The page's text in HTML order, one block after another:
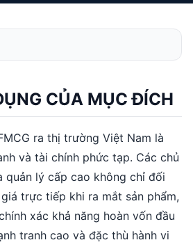
CỦA MỤC ĐÍCH
ra thị trường Việt Nam là
và tài chính phức tạp. Các chủ
quản lý cấp cao không chỉ đối
trực tiếp khi ra mắt sản phẩm,
xác khả năng hoàn vốn đầu
tranh cao và đặc thù hành vi